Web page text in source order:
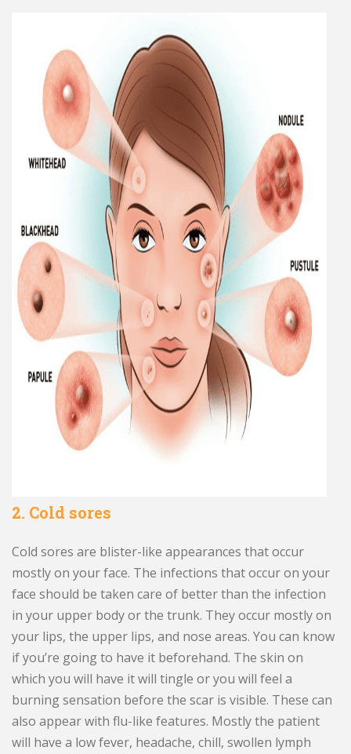
2. Cold sores
Cold sores are blister-like appearances that occur
mostly on your face. The infections that occur on your
face should be taken care of better than the infection
in your upper body or the trunk. They occur mostly on
your lips, the upper lips, and nose areas. You can know
if you’re going to have it beforehand. The skin on
which you will have it will tingle or you will feel a
burning sensation before the scar is visible. These can
also appear with flu-like features. Mostly the patient
will have a low fever, headache, chill, swollen lymph